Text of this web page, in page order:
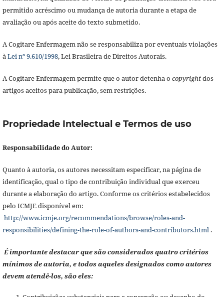
permitido acréscimo ou mudança de autoria durante a etapa de
avaliação ou após aceite do texto submetido.
A Cogitare Enfermagem não se responsabiliza por eventuais violações
àLei nº 9.610/1998, Lei Brasileira de Direitos Autorais.
A Cogitare Enfermagem permite que o autor detenha o copyrightdos
artigos aceitos para publicação, sem restrições.
Propriedade Intelectual e Termos de uso
Responsabilidade do Autor:
Quanto à autoria, os autores necessitam especificar, na página de
identificação, qual o tipo de contribuição individual que exerceu
durante a elaboração do artigo. Conforme os critérios estabelecidos
pelo ICMJE disponível em:
http://www.icmje.org/recommendations/browse/roles-and-
responsibilities/defining-the-role-of-authors-and-contributors.html.
É importante destacar que são considerados quatro critérios
mínimos de autoria, e todos aqueles designados como autores
devem atendê-los, são eles: